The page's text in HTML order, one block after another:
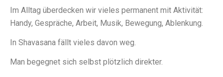
Im Alltag überdecken wir vieles permanent mit Aktivität:
Handy, Gespräche, Arbeit, Musik, Bewegung, Ablenkung.
In Shavasana fällt vieles davon weg.
Man begegnet sich selbst plötzlich direkter.